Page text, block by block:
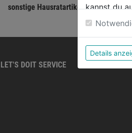
sonstige Hausratartikel
LET'S DOIT SERVICE
kannst du
Weitere
Details